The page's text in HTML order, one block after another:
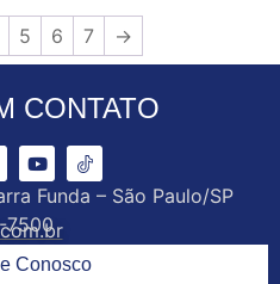
5 6 7 →
CONTATO
Funda – São Paulo/SP
7500
Conosco